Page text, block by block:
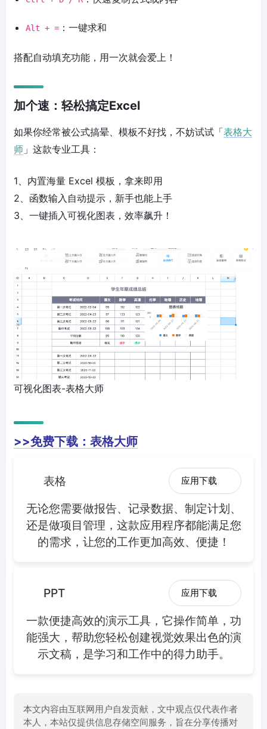
Alt + = ：一键求和
搭配自动填充功能，用一次就会爱上！
加个速：轻松搞定Excel
如果你经常被公式搞晕、模板不好找，不妨试试「表格大
师 」这款专业工具：
1、内置海量 Excel 模板，拿来即用
2、函数输入自动提示，新手也能上手
3、一键插入可视化图表，效率飙升！
可视化图表-表格大师
>>免费下载：表格大师
表格 应用下载
无论您需要做报告、记录数据、制定计划、
还是做项目管理，这款应用程序都能满足您
的需求，让您的工作更加高效、便捷！
PPT 应用下载
一款便捷高效的演示工具，它操作简单，功
能强大，帮助您轻松创建视觉效果出色的演
示文稿，是学习和工作中的得力助手。
本文内容由互联网用户自发贡献，文中观点仅代表作者
本人，本站仅提供信息存储空间服务，旨在分享传播对